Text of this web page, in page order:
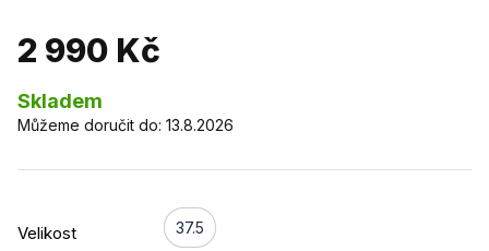
2 990 Kč
Skladem
Velikost 37.5
Můžeme doručit do: 13.8.2026